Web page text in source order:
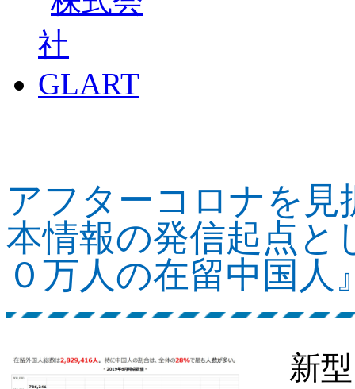
アフターコロナを
本情報の発信起点と
０万人の在留中国人
新型